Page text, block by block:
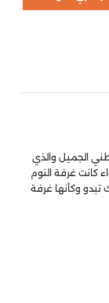
الجميل والذي
كانت غرفة النوم
تبدو وكأنها غرفة